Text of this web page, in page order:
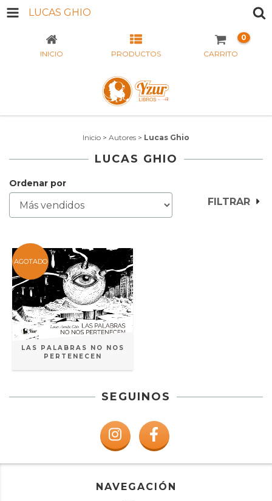
LUCAS GHIO
INICIO PRODUCTOS CARRITO
0
Inicio > Autores > Lucas Ghio
LUCAS GHIO
Ordenar por
FILTRAR
AGOTADO
LAS PALABRAS NO NOS
PERTENECEN
SEGUINOS
NAVEGACIÓN